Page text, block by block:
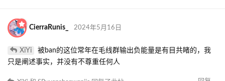
CierraRunis_ 2024年5月16日
XiYi
被ban的这位常年在毛线群输出负能量是有目共睹的，我
只是阐述事实，并没有不尊重任何人